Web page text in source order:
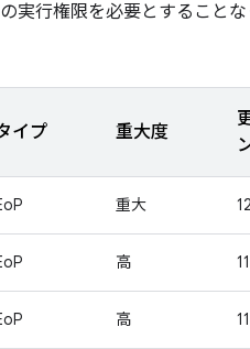
実行権限を必要とすること
イプ 重大度
重大 12
高
高